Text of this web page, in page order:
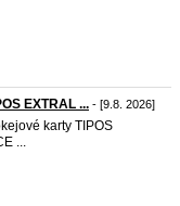
EXTRAL ... - [9.8. 2026]
karty TIPOS
...